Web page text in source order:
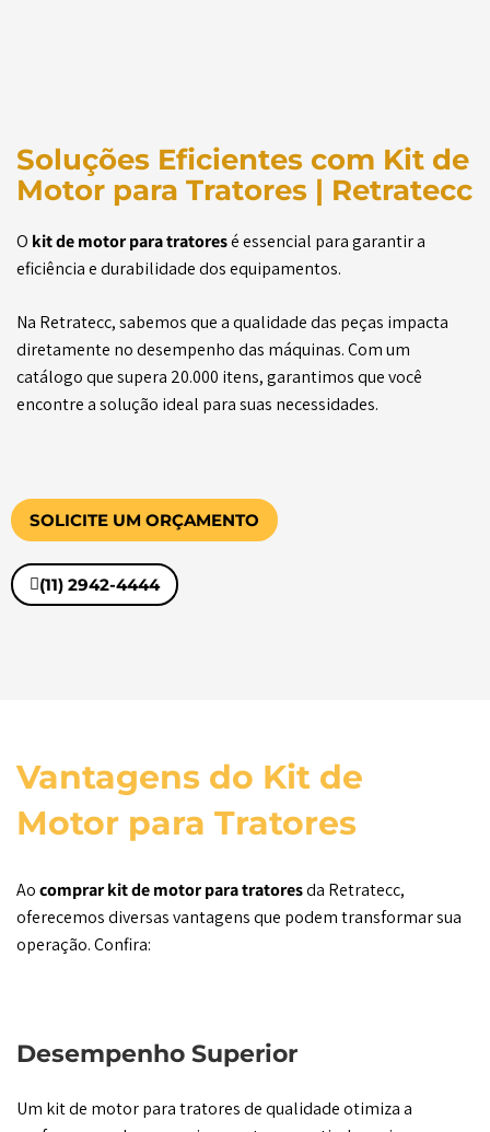
Soluções Eficientes com Kit de
Motor para Tratores | Retratecc
O kit de motor para tratoresé essencial para garantir a
eficiência e durabilidade dos equipamentos.
Na Retratecc, sabemos que a qualidade das peças impacta
diretamente no desempenho das máquinas. Com um
catálogo que supera 20.000 itens, garantimos que você
encontre a solução ideal para suas necessidades.
SOLICITE UM ORÇAMENTO
(11) 2942-4444
Vantagens do Kit de
Motor para Tratores
Aocomprarkit de motor para tratoresda Retratecc,
oferecemos diversas vantagens que podem transformar sua
operação. Confira:
Desempenho Superior
Um kit de motor para tratores de qualidade otimiza a